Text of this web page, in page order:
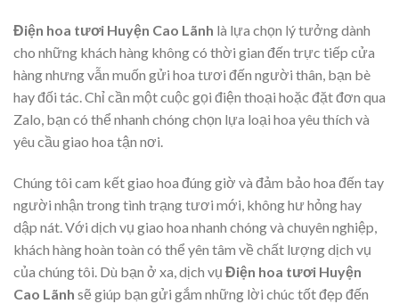
Điện hoa tươi Huyện Cao Lãnh là lựa chọn lý tưởng dành
cho những khách hàng không có thời gian đến trực tiếp cửa
hàng nhưng vẫn muốn gửi hoa tươi đến người thân, bạn bè
hay đối tác. Chỉ cần một cuộc gọi điện thoại hoặc đặt đơn qua
Zalo, bạn có thể nhanh chóng chọn lựa loại hoa yêu thích và
yêu cầu giao hoa tận nơi.
Chúng tôi cam kết giao hoa đúng giờ và đảm bảo hoa đến tay
người nhận trong tình trạng tươi mới, không hư hỏng hay
dập nát. Với dịch vụ giao hoa nhanh chóng và chuyên nghiệp,
khách hàng hoàn toàn có thể yên tâm về chất lượng dịch vụ
của chúng tôi. Dù bạn ở xa, dịch vụ Điện hoa tươi Huyện
Cao Lãnh sẽ giúp bạn gửi gắm những lời chúc tốt đẹp đến